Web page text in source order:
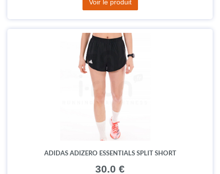
Voir le produit
ADIDAS ADIZERO ESSENTIALS SPLIT SHORT
30.0 €